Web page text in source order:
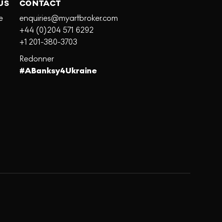
CONTACT
enquiries@myartbroker.com
+44 (0)204 571 6292
+1 201-380-3703
Redonner
#ABanksy4Ukraine